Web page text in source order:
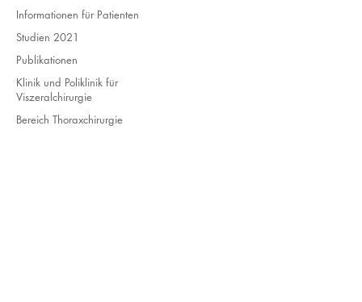
Informationen für Patienten
Studien 2021
Publikationen
Klinik und Poliklinik für
Viszeralchirurgie
Bereich Thoraxchirurgie